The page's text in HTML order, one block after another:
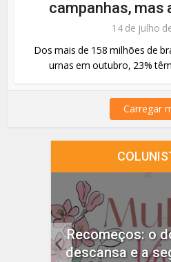
campanhas, mas
14 de julho
Dos mais de 158 milhões de
urnas em outubro, 23%
Carregar
Recomeços: o
descansa e a